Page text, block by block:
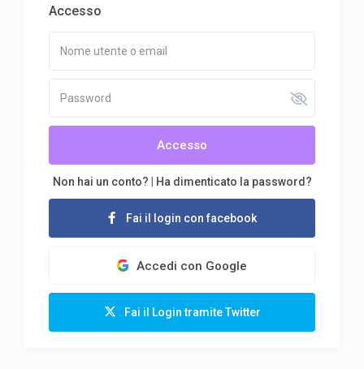
Accesso
Accesso
Non hai un conto? Ha dimenticato la password?
Fai il login con facebook
Accedi con Google
Fai il Login tramite Twitter